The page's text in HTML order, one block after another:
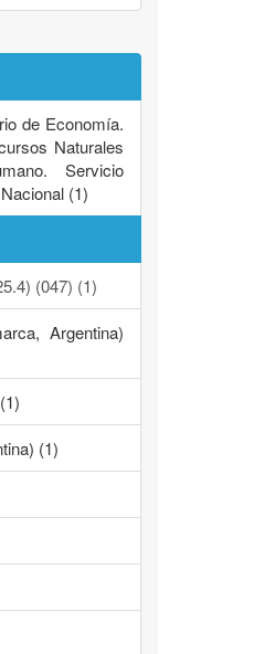
de Economía.
Naturales
Servicio
(1)
(047) (1)
Argentina)
(1)